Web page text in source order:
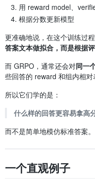
用 reward model、
根据分数更新模型
更准确地说，在这个训练过程
答案文本做拟合，而是根据
而 GRPO，通常还会对同一
些回答的 reward 和组内相对
所以它们学的是：
什么样的回答更容易拿高分
而不是简单地模仿标准答案。
一个直观例子